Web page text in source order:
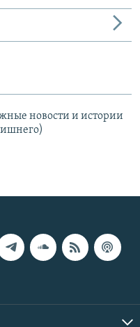
новости и истории